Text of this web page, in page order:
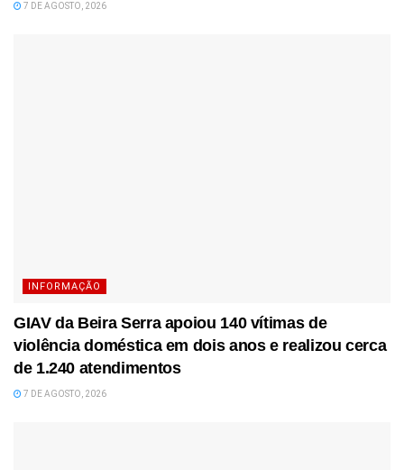
7 DE AGOSTO, 2026
INFORMAÇÃO
GIAV da Beira Serra apoiou 140 vítimas de
violência doméstica em dois anos e realizou cerca
de 1.240 atendimentos
7 DE AGOSTO, 2026